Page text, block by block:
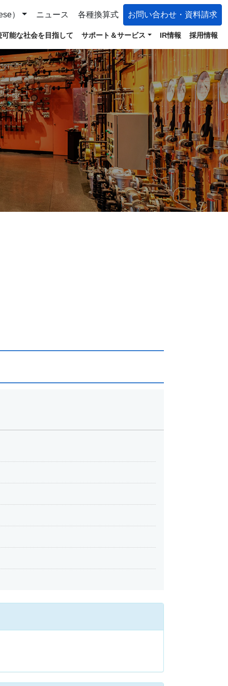
） ニュース 各種換算式 お問い合わせ・資料請求
可能な社会を目指して サポート＆サービス IR情報 採用情報